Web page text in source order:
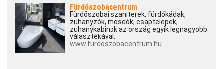
Fürdőszobacentrum
Fürdőszobai szaniterek, fürdőkádak,
zuhanyzók, mosdók, csaptelepek,
zuhanykabinok az ország egyik legnagyobb
választékával.
www.furdoszobacentrum.hu